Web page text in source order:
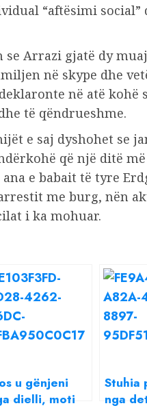
“aftësimi social”
Arrazi gjatë dy
në skype dhe
në atë kohë
të qëndrueshme.
e saj dyshohet se
që një ditë
e babait të tyre
me burg, nën
i ka mohuar.
u gënjeni
dielli, moti
Stuhia
nga